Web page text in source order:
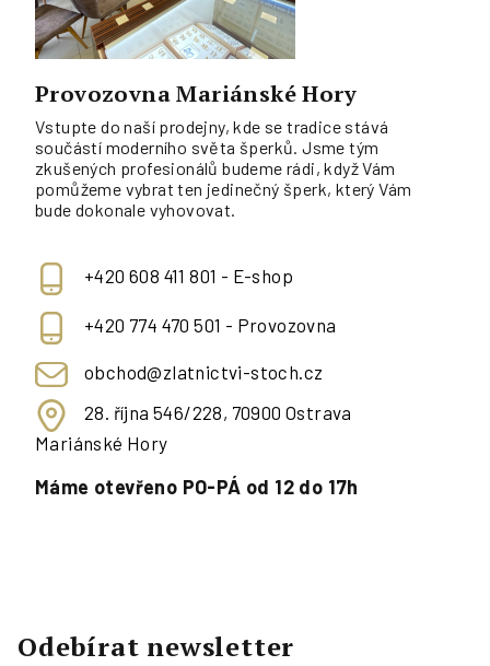
Provozovna Mariánské Hory
Vstupte do naší prodejny, kde se tradice stává
součástí moderního světa šperků. Jsme tým
zkušených profesionálů budeme rádi, když Vám
pomůžeme vybrat ten jedinečný šperk, který Vám
bude dokonale vyhovovat.
+420 608 411 801 - E-shop
+420 774 470 501 - Provozovna
obchod@zlatnictvi-stoch.cz
28. října 546/228, 70900 Ostrava
Mariánské Hory
Máme otevřeno PO-PÁ od 12 do 17h
Odebírat newsletter